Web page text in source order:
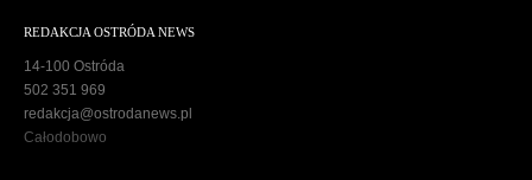
REDAKCJA OSTRÓDA NEWS
14-100 Ostróda
502 351 969
redakcja@ostrodanews.pl
Całodobowo